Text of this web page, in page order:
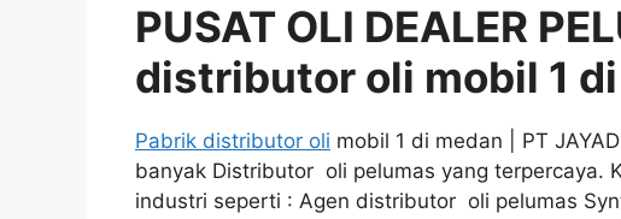
PUSAT OLI DEALER
distributor oli mobil 1
Pabrik distributor oli mobil 1 di medan | PT
banyak Distributor oli pelumas yang terpercaya.
industri seperti : Agen distributor oli pelumas